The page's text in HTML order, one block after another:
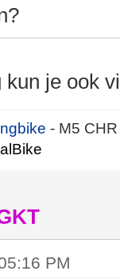
kun je ook
- M5
PM